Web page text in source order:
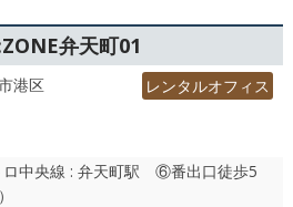
弁天町01
港区 レンタルオフィス
ロ中央線 : 弁天町駅 ⑥番出口徒歩5